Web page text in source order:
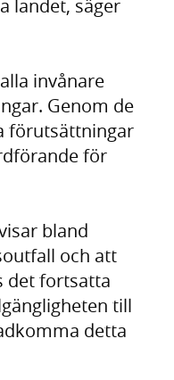
landet, säger
invånare
Genom de
förutsättningar
för
bland
och att
det fortsatta
till
detta